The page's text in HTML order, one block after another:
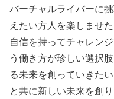
バーチャルライバーに
えたい⽅⼈を楽しませ
⾃信を持ってチャレン
う働き⽅が珍しい選択
る未来を創っていきた
と共に新しい未来を創